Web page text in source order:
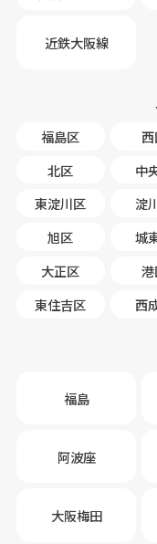
近鉄大阪線
福島区
北区
中
東淀川区
淀
旭区
城
大正区
東住吉区
西
福島
阿波座
大阪梅田